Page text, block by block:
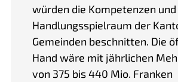
würden die Kompetenzen
Handlungsspielraum der
Gemeinden beschnitten. Die
Hand wäre mit jährlichen
von 375 bis 440 Mio. Franken